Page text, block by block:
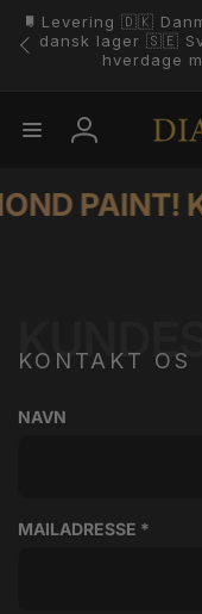
Gå til
indhold
4.8
Log
PAINT!
KONTAKT OS
NAVN
MAILADRESSE *